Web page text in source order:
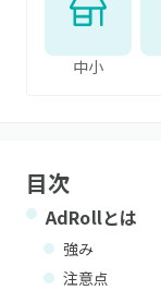
中小
目次
AdRollとは
強み
注意点